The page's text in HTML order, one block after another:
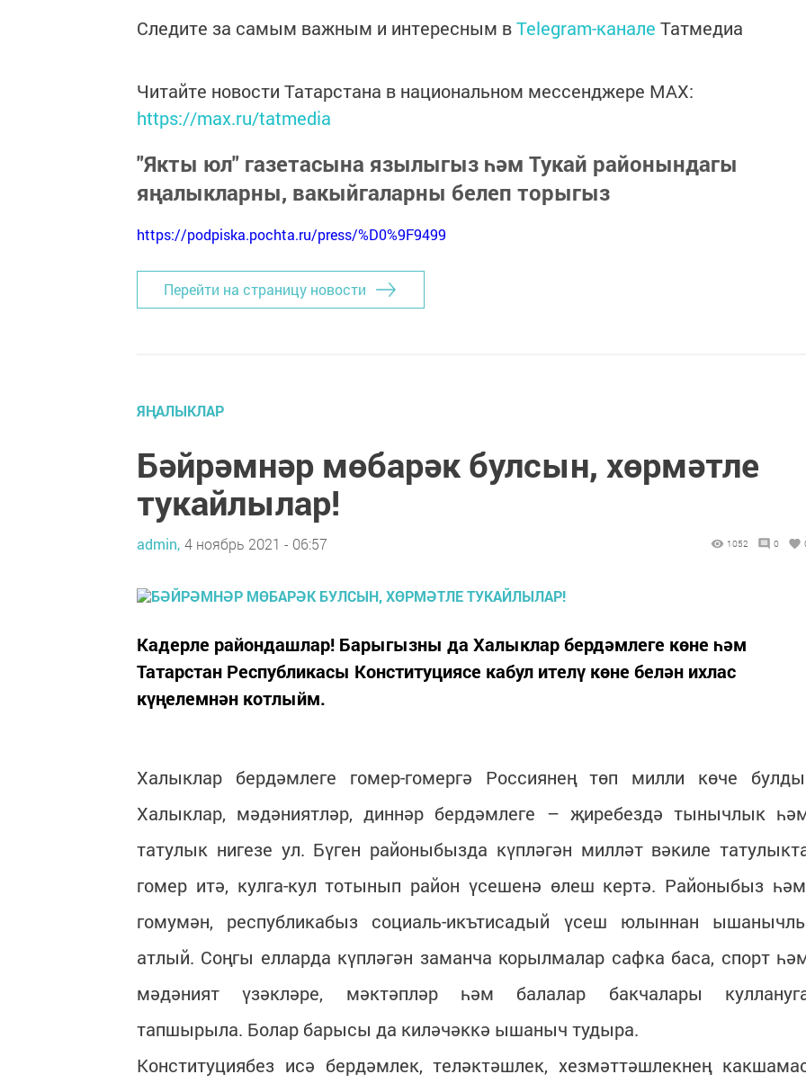
Следите за самым важным и интересным вTelegram-канале Татмедиа
Читайте новости Татарстана в национальном мессенджере MАХ:
https://max.ru/tatmedia
"Якты юл" газетасына язылыгыз һәм Тукай районындагы
яңалыкларны, вакыйгаларны белеп торыгыз
https://podpiska.pochta.ru/press/%D0%9F9499
Перейти на страницу новости
ЯҢАЛЫКЛАР
Бәйрәмнәр мөбарәк булсын, хөрмәтле
тукайлылар!
admin, 4 ноябрь 2021 - 06:57 1052 0
Кадерле райондашлар! Барыгызны да Халыклар бердәмлеге көне һәм
Татарстан Республикасы Конституциясе кабул ителү көне белән ихлас
күңелемнән котлыйм.
Халыклар бердәмлеге гомер-гомергә Россиянең төп милли көче
Халыклар, мәдәниятләр, диннәр бердәмлеге – җиребездә тынычлык
татулык нигезе ул. Бүген районыбызда күпләгән милләт вәкиле
гомер итә, кулга-кул тотынып район үсешенә өлеш кертә. Районыбыз
гомумән, республикабыз социаль-икътисадый үсеш юлыннан
атлый. Соңгы елларда күпләгән заманча корылмалар сафка баса, спорт
мәдәният үзәкләре, мәктәпләр һәм балалар бакчалары
тапшырыла. Болар барысы да киләчәккә ышаныч тудыра.
Конституциябез исә бердәмлек, теләктәшлек, хезмәттәшлекнең